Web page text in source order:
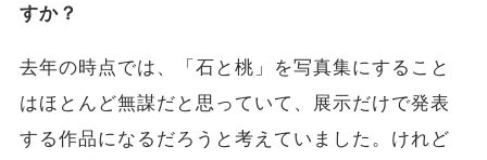
すか？
去年の時点では、「石と桃」を写真集にすること
はほとんど無謀だと思っていて、展示だけで発表
する作品になるだろうと考えていました。けれど